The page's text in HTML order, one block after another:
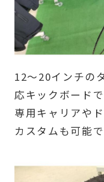
12～20インチの
応キックボードで
専用キャリアや
カスタムも可能で